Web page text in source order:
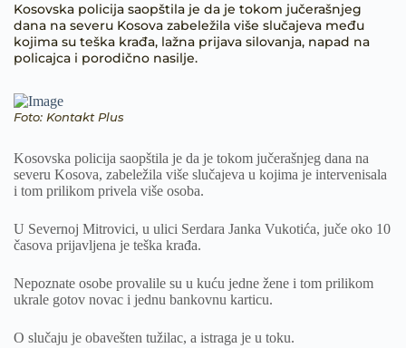
Kosovska policija saopštila je da je tokom jučerašnjeg
dana na severu Kosova zabeležila više slučajeva među
kojima su teška krađa, lažna prijava silovanja, napad na
policajca i porodično nasilje.
Foto: Kontakt Plus
Kosovska policija saopštila je da je tokom jučerašnjeg dana na
severu Kosova, zabeležila više slučajeva u kojima je intervenisala
i tom prilikom privela više osoba.
U Severnoj Mitrovici, u ulici Serdara Janka Vukotića, juče oko 10
časova prijavljena je teška krađa.
Nepoznate osobe provalile su u kuću jedne žene i tom prilikom
ukrale gotov novac i jednu bankovnu karticu.
O slučaju je obavešten tužilac, a istraga je u toku.